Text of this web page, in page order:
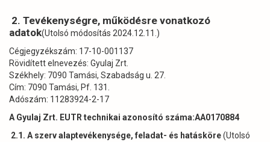
2. Tevékenységre, működésre vonatkozó
adatok(Utolsó módosítás 2024.12.11.)
Cégjegyzékszám: 17-10-001137
Rövidített elnevezés: Gyulaj Zrt.
Székhely: 7090 Tamási, Szabadság u. 27.
Cím: 7090 Tamási, Pf. 131.
Adószám: 11283924-2-17
A Gyulaj Zrt. EUTR technikai azonosító száma:AA0170884
2.1. A szerv alaptevékenysége, feladat- és hatásköre(Utolsó